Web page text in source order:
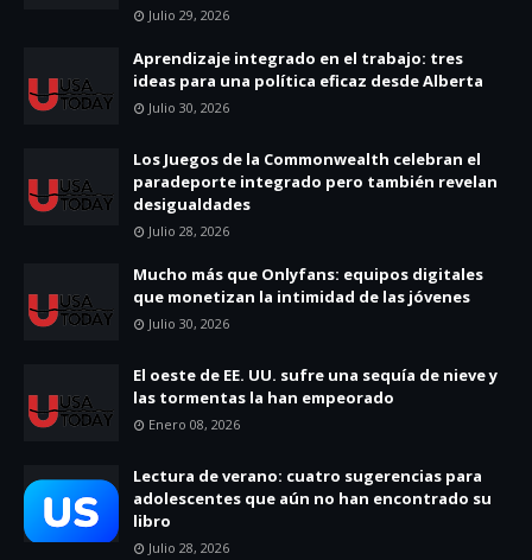
Julio 29, 2026
Aprendizaje integrado en el trabajo: tres
ideas para una política eficaz desde Alberta
Julio 30, 2026
Los Juegos de la Commonwealth celebran el
paradeporte integrado pero también revelan
desigualdades
Julio 28, 2026
Mucho más que Onlyfans: equipos digitales
que monetizan la intimidad de las jóvenes
Julio 30, 2026
El oeste de EE. UU. sufre una sequía de nieve y
las tormentas la han empeorado
Enero 08, 2026
Lectura de verano: cuatro sugerencias para
adolescentes que aún no han encontrado su
libro
Julio 28, 2026